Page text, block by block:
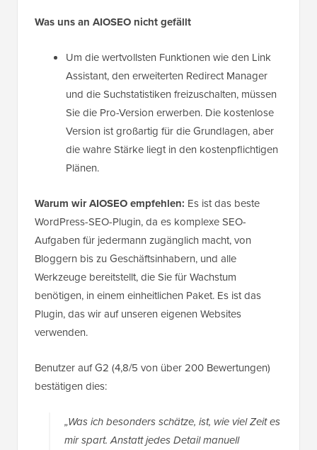
Was uns an AIOSEO nicht gefällt
Um die wertvollsten Funktionen wie den Link
Assistant, den erweiterten Redirect Manager
und die Suchstatistiken freizuschalten, müssen
Sie die Pro-Version erwerben. Die kostenlose
Version ist großartig für die Grundlagen, aber
die wahre Stärke liegt in den kostenpflichtigen
Plänen.
Warum wir AIOSEO empfehlen: Es ist das beste
WordPress-SEO-Plugin, da es komplexe SEO-
Aufgaben für jedermann zugänglich macht, von
Bloggern bis zu Geschäftsinhabern, und alle
Werkzeuge bereitstellt, die Sie für Wachstum
benötigen, in einem einheitlichen Paket. Es ist das
Plugin, das wir auf unseren eigenen Websites
verwenden.
Benutzer auf G2 (4,8/5 von über 200 Bewertungen)
bestätigen dies:
„Was ich besonders schätze, ist, wie viel Zeit es
mir spart. Anstatt jedes Detail manuell